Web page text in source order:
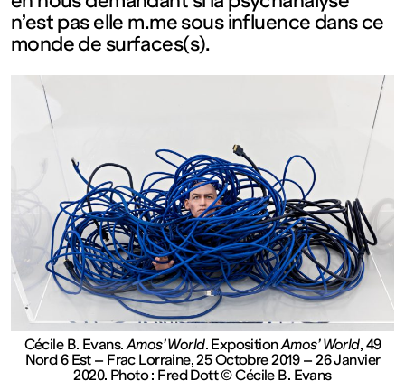
des
Trinitaires
57000
Metz
Ouvert
Entrée
gratuite
n’est pas elle m.me sous influence dans ce
monde de surfaces(s).
Cécile B. Evans. Amos’ World. ExpositionAmos’ World, 49
Nord 6 Est – Frac Lorraine, 25 Octobre 2019 – 26 Janvier
2020. Photo : Fred Dott © Cécile B. Evans